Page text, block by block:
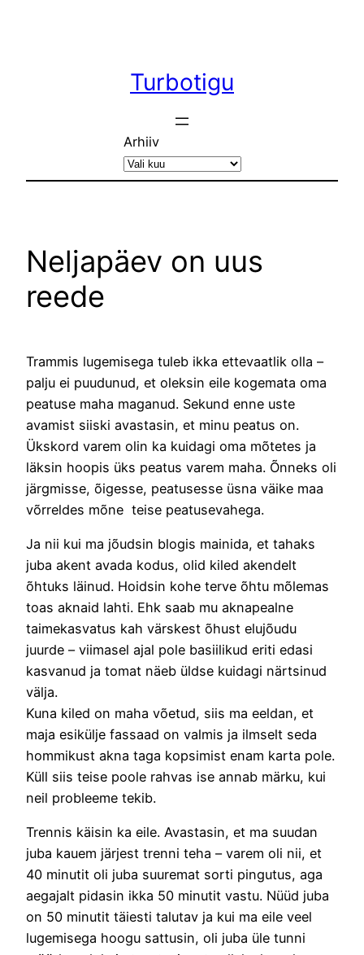
Turbotigu
Arhiiv
Neljapäev on uus
reede
Trammis lugemisega tuleb ikka ettevaatlik olla –
palju ei puudunud, et oleksin eile kogemata oma
peatuse maha maganud. Sekund enne uste
avamist siiski avastasin, et minu peatus on.
Ükskord varem olin ka kuidagi oma mõtetes ja
läksin hoopis üks peatus varem maha. Õnneks oli
järgmisse, õigesse, peatusesse üsna väike maa
võrreldes mõne teise peatusevahega.
Ja nii kui ma jõudsin blogis mainida, et tahaks
juba akent avada kodus, olid kiled akendelt
õhtuks läinud. Hoidsin kohe terve õhtu mõlemas
toas aknaid lahti. Ehk saab mu aknapealne
taimekasvatus kah värskest õhust elujõudu
juurde – viimasel ajal pole basiilikud eriti edasi
kasvanud ja tomat näeb üldse kuidagi närtsinud
välja.
Kuna kiled on maha võetud, siis ma eeldan, et
maja esikülje fassaad on valmis ja ilmselt seda
hommikust akna taga kopsimist enam karta pole.
Küll siis teise poole rahvas ise annab märku, kui
neil probleeme tekib.
Trennis käisin ka eile. Avastasin, et ma suudan
juba kauem järjest trenni teha – varem oli nii, et
40 minutit oli juba suuremat sorti pingutus, aga
aegajalt pidasin ikka 50 minutit vastu. Nüüd juba
on 50 minutit täiesti talutav ja kui ma eile veel
lugemisega hoogu sattusin, oli juba üle tunni